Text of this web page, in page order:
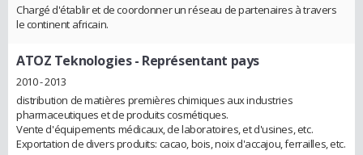
Chargé d'établir et de coordonner un réseau de partenaires à travers
le continent africain.
ATOZ Teknologies- Représentant pays
2010 - 2013
distribution de matières premières chimiques aux industries
pharmaceutiques et de produits cosmétiques.
Vente d'équipements médicaux, de laboratoires, et d'usines, etc.
Exportation de divers produits: cacao, bois, noix d'accajou, ferrailles, etc.